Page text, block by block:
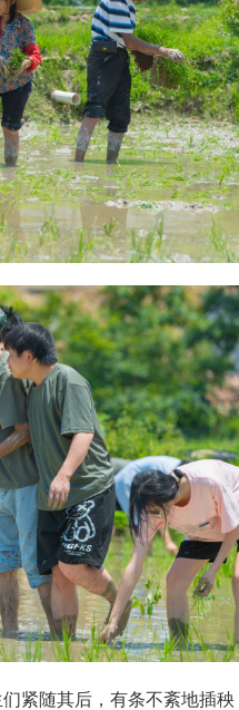
紧随其后，有条不紊地插秧